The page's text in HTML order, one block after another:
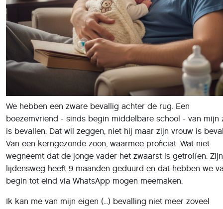
We hebben een zware bevallig achter de rug. Een
boezemvriend - sinds begin middelbare school - van mijn
is bevallen. Dat wil zeggen, niet hij maar zijn vrouw is
Van een kerngezonde zoon, waarmee proficiat. Wat niet
wegneemt dat de jonge vader het zwaarst is getroffen. Zijn
lijdensweg heeft 9 maanden geduurd en dat hebben we
begin tot eind via WhatsApp mogen meemaken.
Ik kan me van mijn eigen (...) bevalling niet meer zoveel
herinneren. Of het moet mijn bemoeienis - in de
- tijdens de keizersnede zijn geweest?